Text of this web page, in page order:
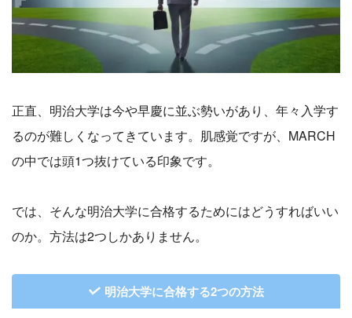
正直、明治大学は今や早慶に並ぶ勢いがあり、年々入学す
るのが難しくなってきています。肌感覚ですが、MARCH
の中では頭1つ抜けている印象です。
では、そんな明治大学に合格するためにはどうすればいい
のか。方法は2つしかありません。
明治大学に合格する2つの方法